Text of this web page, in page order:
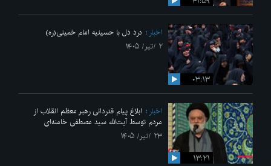
۰۳:۱۳
اخبار
درد دل با حسینیه امام خمینی(ره)
۲ /تیر/ ۱۴۰۵
۱۳:۲۱
اخبار
ابلاغ پیام قدردانی رهبر معظم انقلاب از
مردم توسط آیت‌الله سید مصطفی خامنه‌ای
۲۳ /تیر/ ۱۴۰۵